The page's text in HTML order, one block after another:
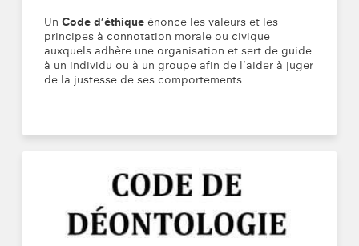
Un Code d’éthique énonce les valeurs et les
principes à connotation morale ou civique
auxquels adhère une organisation et sert de guide
à un individu ou à un groupe afin de l’aider à juger
de la justesse de ses comportements.